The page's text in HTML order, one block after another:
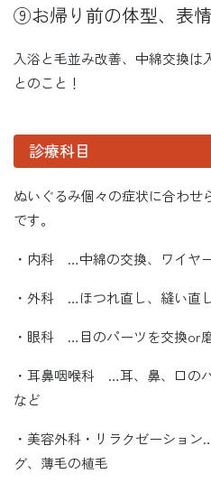
⑨お帰り前の体型、表
入浴と毛並み改善、中綿交換
とのこと！
診療科目
ぬいぐるみ個々の症状に合わせ
です。
・内科 …中綿の交換、ワイヤ
・外科 …ほつれ直し、縫い直
・眼科 …目のパーツを交換or
・耳鼻咽喉科 …耳、鼻、口の
など
・美容外科・リラクゼーショ
グ、薄毛の植毛